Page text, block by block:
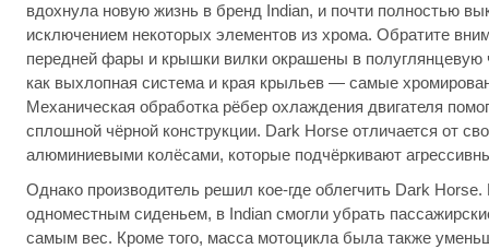
вдохнула новую жизнь в бренд Indian, и почти полностью
исключением некоторых элементов из хрома. Обратите
передней фары и крышки вилки окрашены в полуглянцевую
как выхлопная система и края крыльев — самые
Механическая обработка рёбер охлаждения двигателя
сплошной чёрной конструкции. Dark Horse отличается от
алюминиевыми колёсами, которые подчёркивают
Однако производитель решил кое-где облегчить Dark
одноместным сиденьем, в Indian смогли убрать
самым вес. Кроме того, масса мотоцикла была также